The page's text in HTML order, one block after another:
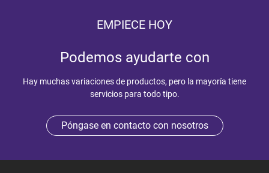
EMPIECE HOY
Podemos ayudarte con
Hay muchas variaciones de productos, pero la mayoría tiene
servicios para todo tipo.
Póngase en contacto con nosotros